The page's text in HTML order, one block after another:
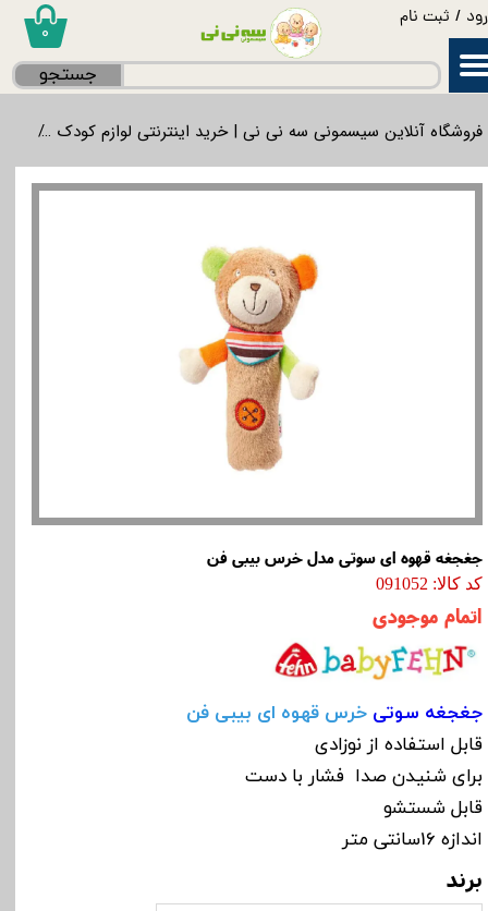
/ ثبت نام
حساب کاربری من
۰
جستجو
فروشگاه آنلاین سیسمونی سه نی نی | خرید اینترنتی لوازم کودک
جغجغه قهوه ای سوتی مدل خرس بیبی فن
کد کالا: 091052
اتمام موجودی
جغجغه سوتی خرس قهوه ای بیبی فن
قابل استفاده از نوزادی
برای شنیدن صدا فشار با دست
قابل شستشو
اندازه 16سانتی متر
برند